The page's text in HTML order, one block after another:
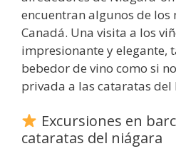
encuentran algunos de los
Canadá. Una visita a los
impresionante y elegante,
bebedor de vino como si
privada a las cataratas del
Excursiones en
cataratas del niágara